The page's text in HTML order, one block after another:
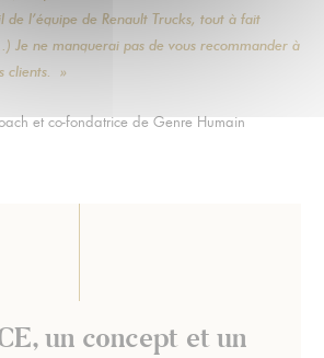
l’équipe de Renault Trucks, tout à fait
Je ne manquerai pas de vous recommander à
clients. »
et co-fondatrice de Genre Humain
un concept et un